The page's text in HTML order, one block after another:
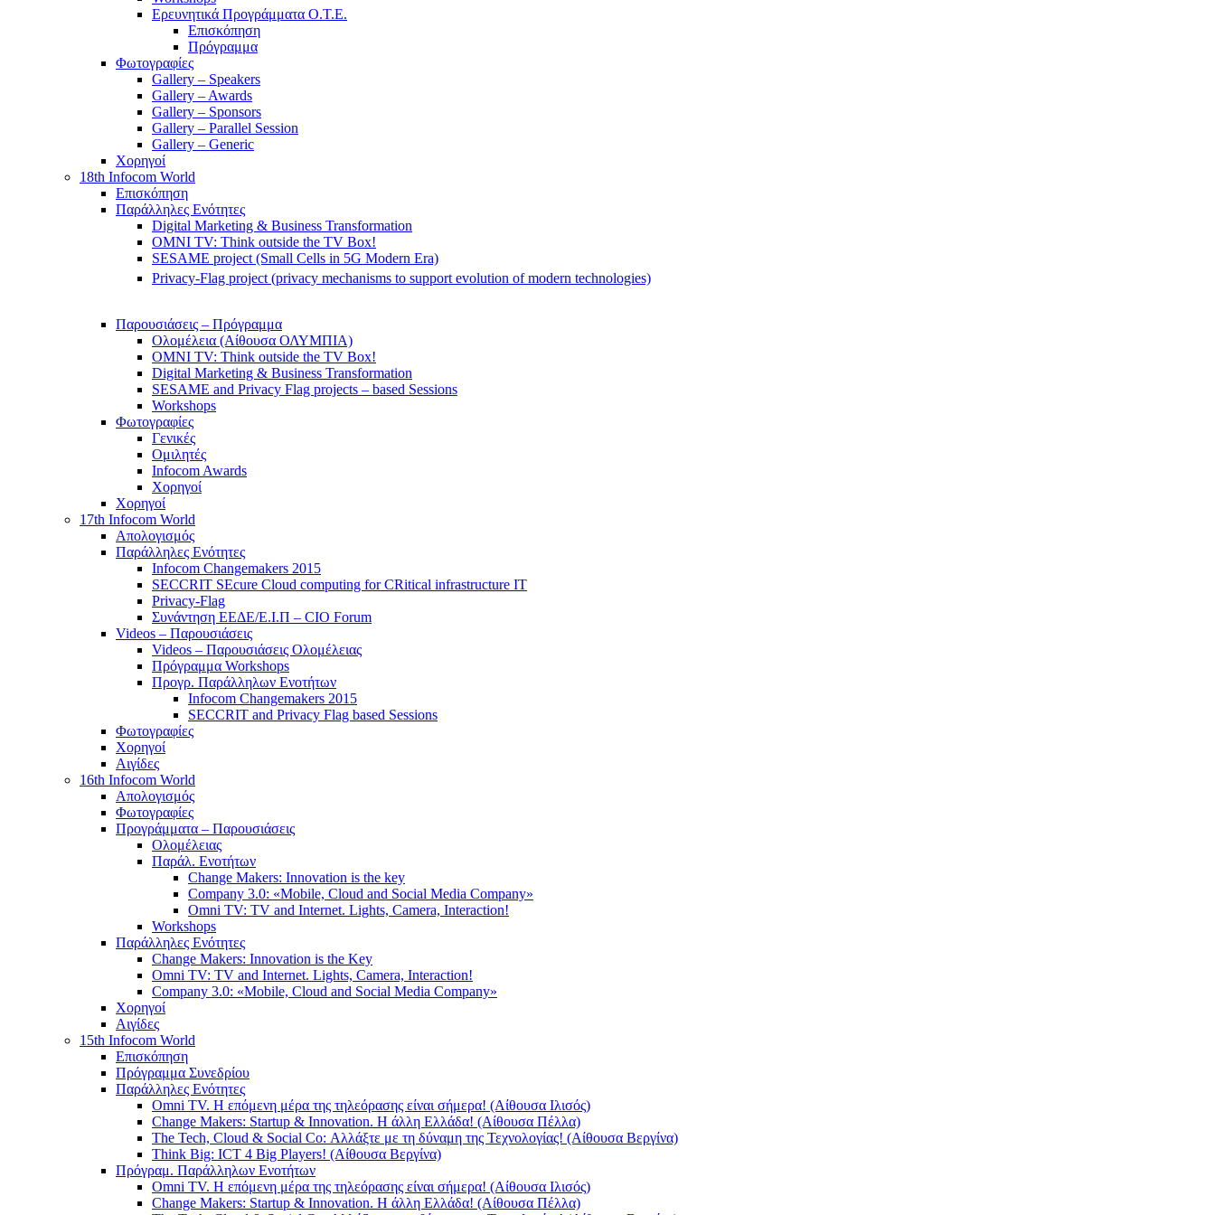
Ερευνητικά Προγράμματα Ο.Τ.Ε.
Επισκόπηση
Πρόγραμμα
Φωτογραφίες
Gallery – Speakers
Gallery – Awards
Gallery – Sponsors
Gallery – Parallel Session
Gallery – Generic
Χορηγοί
18th Infocom World
Επισκόπηση
Παράλληλες Ενότητες
Digital Marketing & Business Transformation
OMNI TV: Think outside the TV Box!
SESAME project (Small Cells in 5G Modern Era)
Privacy-Flag project (privacy mechanisms to support evolution of modern technologies)
Παρουσιάσεις – Πρόγραμμα
Ολομέλεια (Αίθουσα ΟΛΥΜΠΙΑ)
OMNI TV: Think outside the TV Box!
Digital Marketing & Business Transformation
SESAME and Privacy Flag projects – based Sessions
Workshops
Φωτογραφίες
Γενικές
Ομιλητές
Infocom Awards
Χορηγοί
Χορηγοί
17th Infocom World
Απολογισμός
Παράλληλες Ενότητες
Infocom Changemakers 2015
SECCRIT SEcure Cloud computing for CRitical infrastructure IT
Privacy-Flag
Συνάντηση ΕΕΔΕ/Ε.Ι.Π – CIO Forum
Videos – Παρουσιάσεις
Videos – Παρουσιάσεις Ολομέλειας
Πρόγραμμα Workshops
Προγρ. Παράλληλων Ενοτήτων
Infocom Changemakers 2015
SECCRIT and Privacy Flag based Sessions
Φωτογραφίες
Χορηγοί
Αιγίδες
16th Infocom World
Απολογισμός
Φωτογραφίες
Προγράμματα – Παρουσιάσεις
Ολομέλειας
Παράλ. Ενοτήτων
Change Makers: Innovation is the key
Company 3.0: «Mobile, Cloud and Social Media Company»
Omni TV: TV and Internet. Lights, Camera, Interaction!
Workshops
Παράλληλες Ενότητες
Change Makers: Innovation is the Key
Omni TV: TV and Internet. Lights, Camera, Interaction!
Company 3.0: «Mobile, Cloud and Social Media Company»
Χορηγοί
Αιγίδες
15th Infocom World
Επισκόπηση
Πρόγραμμα Συνεδρίου
Παράλληλες Ενότητες
Omni TV. Η επόμενη μέρα της τηλεόρασης είναι σήμερα! (Αίθουσα Ιλισός)
Change Makers: Startup & Innovation. Η άλλη Ελλάδα! (Αίθουσα Πέλλα)
The Tech, Cloud & Social Co: Αλλάξτε με τη δύναμη της Τεχνολογίας! (Αίθουσα Βεργίνα)
Think Big: ICT 4 Big Players! (Αίθουσα Βεργίνα)
Πρόγραμ. Παράλληλων Ενοτήτων
Omni TV. Η επόμενη μέρα της τηλεόρασης είναι σήμερα! (Αίθουσα Ιλισός)
Change Makers: Startup & Innovation. Η άλλη Ελλάδα! (Αίθουσα Πέλλα)